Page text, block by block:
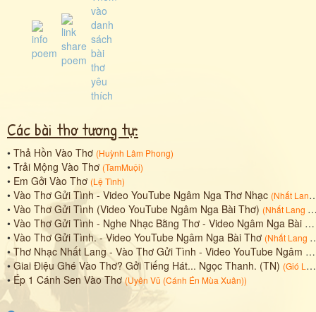
Các bài thơ tương tự:
• Thả Hồn Vào Thơ (Huỳnh Lâm Phong)
• Trải Mộng Vào Thơ (TamMuội)
• Em Gởi Vào Thơ (Lệ Tình)
• Vào Thơ Gửi Tình - Video YouTube Ngâm Nga Thơ Nhạc (Nhất Lang (Nguyễn Thành Sáng)
• Vào Thơ Gửi Tình (Video YouTube Ngâm Nga Bài Thơ) (Nhất Lang (Nguyễn Thành Sáng)
• Vào Thơ Gửi Tình - Nghe Nhạc Bằng Thơ - Video Ngâm Nga Bài Thơ
• Vào Thơ Gửi Tình. - Video YouTube Ngâm Nga Bài Thơ (Nhất Lang (Nguyễn Thành Sáng)
•Thơ Nhạc Nhất Lang - Vào Thơ Gửi Tình - Video YouTube Ngâm Nga Bài Thơ
• Giai Điệu Ghé Vào Thơ? Gởi Tiếng Hát... Ngọc Thanh. (TN) (Gió Lãng Dzu
•Ép 1 Cánh Sen Vào Thơ (Uyên Vũ (Cánh Én Mùa Xuân))